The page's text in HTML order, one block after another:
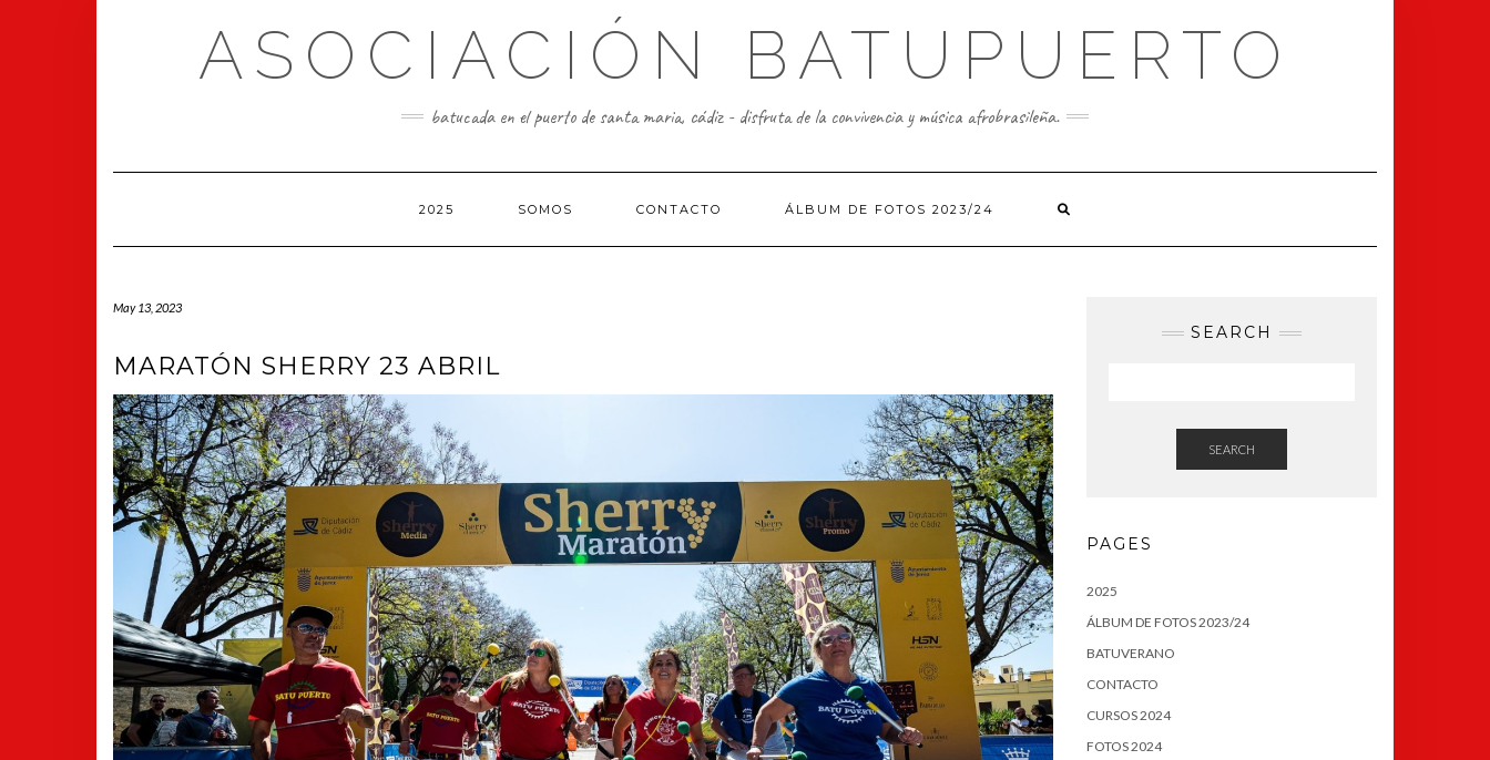
ASOCIACIÓN BATUPUERTO
batucada en el puerto de santa maria, cádiz - disfruta de la convivencia y música afrobrasileña.
2025 SOMOS CONTACTO ÁLBUM DE FOTOS 2023/24
May 13, 2023
MARATÓN SHERRY 23 ABRIL
SEARCH
SEARCH
PAGES
2025
ÁLBUM DE FOTOS 2023/24
BATUVERANO
CONTACTO
CURSOS 2024
FOTOS 2024